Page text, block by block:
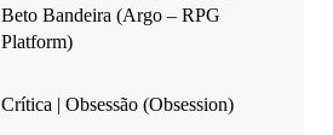
Beto Bandeira (Argo – RPG
Platform)
Crítica | Obsessão (Obsession)